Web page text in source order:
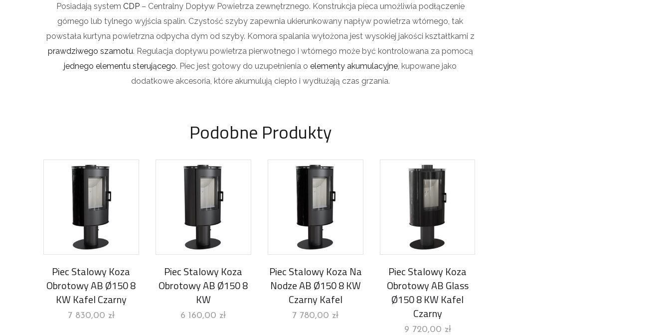
Posiadają system CDP– Centralny Dopływ Powietrza zewnętrznego. Konstrukcja pieca umożliwia podłączenie
górnego lub tylnego wyjścia spalin. Czystość szyby zapewnia ukierunkowany napływ powietrza wtórnego, tak
powstała kurtyna powietrzna odpycha dym od szyby. Komora spalania wyłożona jest wysokiej jakości kształtkami z
prawdziwego szamotu. Regulacja dopływu powietrza pierwotnego i wtórnego może być kontrolowana za pomocą
jednego elementu sterującego. Piec jest gotowy do uzupełnienia o elementy akumulacyjne , kupowane jako
dodatkowe akcesoria, które akumulują ciepło i wydłużają czas grzania.
Podobne Produkty
Piec Stalowy Koza
Obrotowy AB Ø150 8
KW Kafel Czarny
7 830,00 zł
Piec Stalowy Koza
Obrotowy AB Ø150 8
KW
6 160,00 zł
Piec Stalowy Koza Na
Nodze AB Ø150 8 KW
Czarny Kafel
7 780,00 zł
Piec Stalowy Koza
Obrotowy AB Glass
Ø150 8 KW Kafel
Czarny
9 720,00 zł